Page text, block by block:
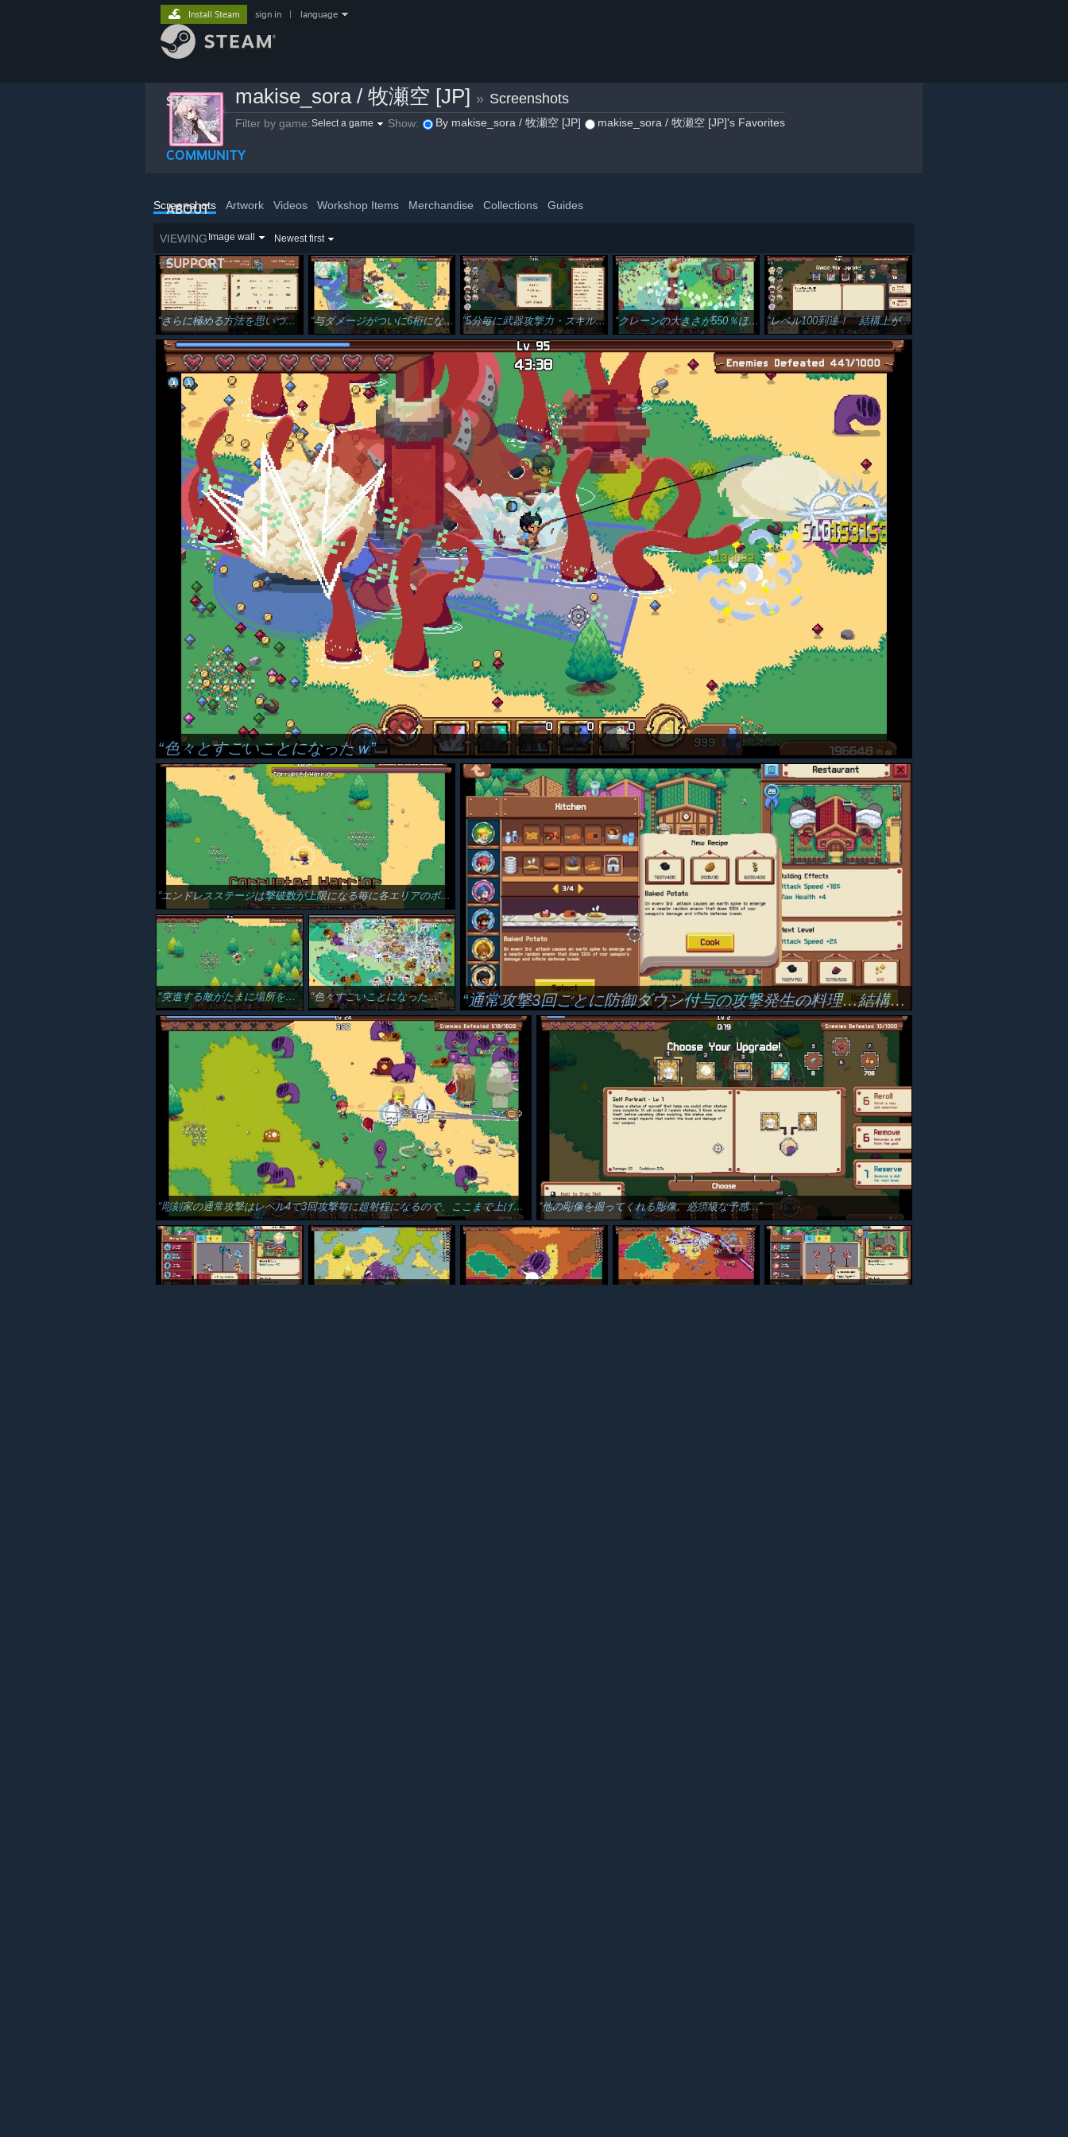
STORE
COMMUNITY
ABOUT
SUPPORT
Install Steam sign in language
makise_sora / 牧瀬空 [JP] » Screenshots
Filter by game:Select a game Show: By makise_sora / 牧瀬空 [JP] makise_sora / 牧瀬空 [JP]'s Favorites
Screenshots Artwork Videos Workshop Items Merchandise Collections Guides
VIEWING Image wall Newest first
さらに極める方法を思いついてしまったのでとりあずここで切り。 与ダメージがついに6桁になったｗ 5分毎に武器攻撃力・スキル攻撃力10％アップの料理のおかげでスキル攻撃力の倍率が見たことない数値になってるｗ クレーンの大きさが550％ほど増えてすごいでかくなったｗ レベル100到達！ 結構上がりにくくなってきた印象。
色々とすごいことになったｗ
通常攻撃3回ごとに防御ダウン付与の攻撃発生の料理…結構良いかも…
エンドレスステージは撃破数が上限になる毎に各エリアのボスがランダムで登場するようですね。草原→森林→山岳まで来たあとは再び草原に戻る様子？
突進する敵がたまに場所を見失う…マーカーがほしい… 色々すごいことになった…
彫刻家の通常攻撃はレベル4で3回攻撃毎に超射程になるので、ここまで上げないとかなり大変かも… 他の彫像を掘ってくれる彫像。必須級な予感…